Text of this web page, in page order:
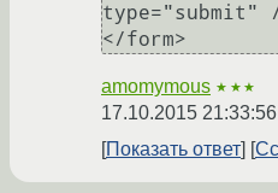
type="submit"
amomymous ★★★
17.10.2015
Показать ответ